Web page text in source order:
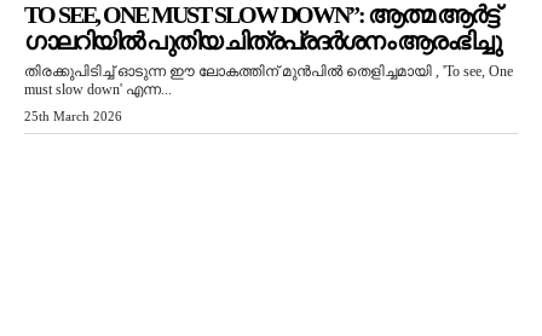
TO SEE, ONE MUST SLOW DOWN”: ആത്മ ആർട്ട്
ഗാലറിയിൽ പുതിയ ചിത്രപ്രദർശനം ആരംഭിച്ചു
തിരക്കുപിടിച്ച് ഓടുന്ന ഈ ലോകത്തിന് മുൻപിൽ തെളിച്ചമായി , 'To see, One
must slow down' എന്ന...
25th March 2026